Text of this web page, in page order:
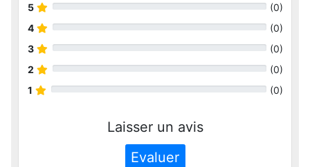
5 (0)
4
(0)
3
(0)
2
(0)
1
(0)
Laisser un avis
Evaluer